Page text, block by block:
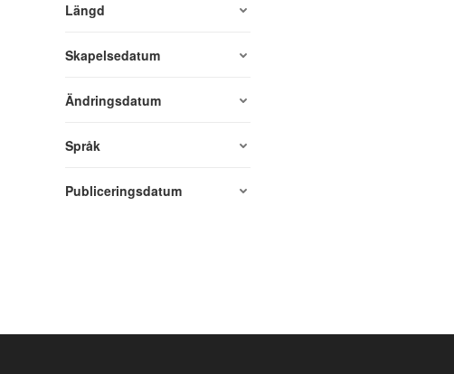
Längd
Skapelsedatum
Ändringsdatum
Språk
Publiceringsdatum